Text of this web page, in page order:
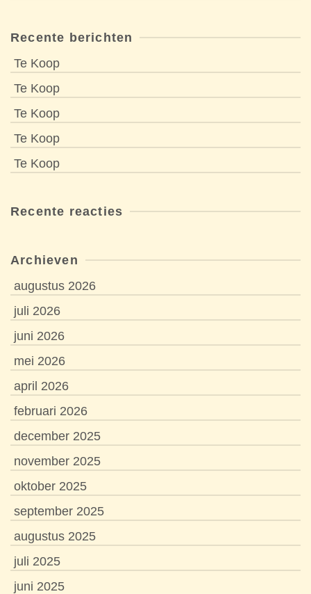
Recente berichten
Te Koop
Te Koop
Te Koop
Te Koop
Te Koop
Recente reacties
Archieven
augustus 2026
juli 2026
juni 2026
mei 2026
april 2026
februari 2026
december 2025
november 2025
oktober 2025
september 2025
augustus 2025
juli 2025
juni 2025